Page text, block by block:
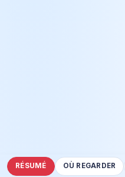
RÉSUMÉ OÙ REGARDER